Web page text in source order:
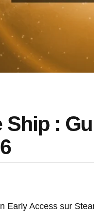
Ship :
Early Access sur